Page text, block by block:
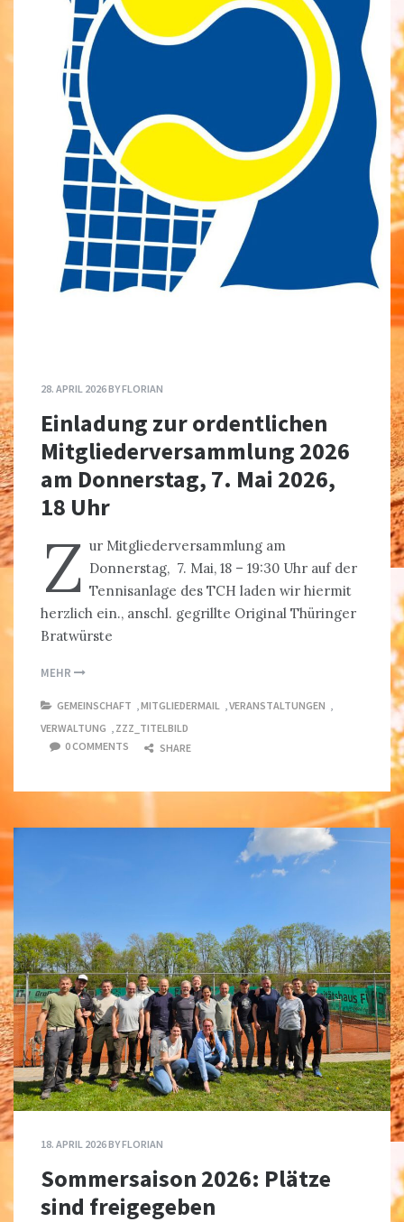
28. APRIL 2026BYFLORIAN
Einladung zur ordentlichen
Mitgliederversammlung 2026
am Donnerstag, 7. Mai 2026,
18 Uhr
Z ur Mitgliederversammlung am
Donnerstag, 7. Mai, 18 – 19:30 Uhr auf der
Tennisanlage des TCH laden wir hiermit
herzlich ein., anschl. gegrillte Original Thüringer
Bratwürste
MEHR
GEMEINSCHAFT ,MITGLIEDERMAIL ,VERANSTALTUNGEN ,
VERWALTUNG , ZZZ_TITELBILD
0 COMMENTS
SHARE
18. APRIL 2026BYFLORIAN
Sommersaison 2026: Plätze
sind freigegeben